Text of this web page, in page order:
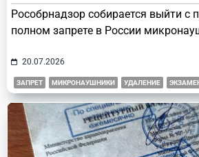
Рособрнадзор собирается выйти с
полном запрете в России
20.07.2026
ЗАПРЕТ МИКРОНАУШНИКИ УДАЛЕНИЕ